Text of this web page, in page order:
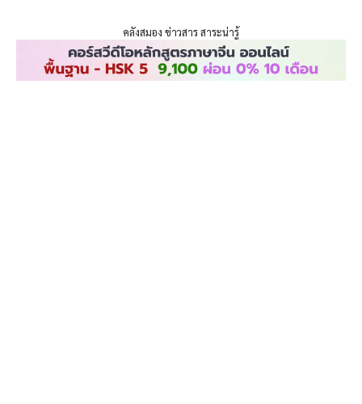
คลังสมอง ข่าวสาร สาระน่ารู้